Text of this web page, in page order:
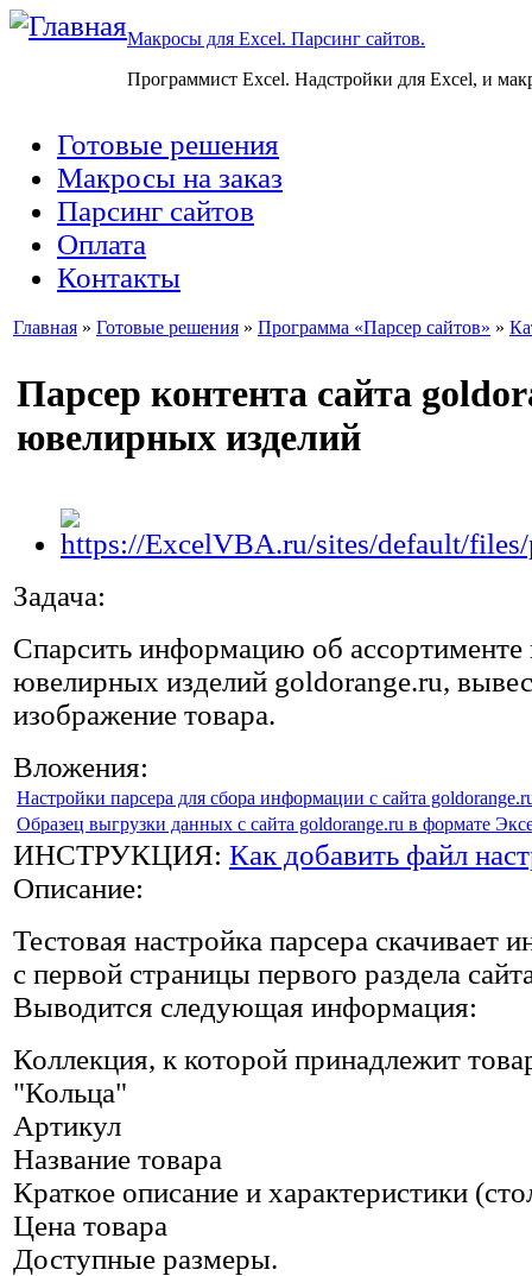
Макросы для Excel. Парсинг сайтов.
Программист Excel. Надстройки для Excel, и
Готовые решения
Макросы на заказ
Парсинг сайтов
Оплата
Контакты
Главная » Готовые решения » Программа «Парсер сайтов» »
Парсер контента сайта
ювелирных изделий
Задача:
Спарсить информацию об ассортименте
ювелирных изделий goldorange.ru,
изображение товара.
Вложения:
Настройки парсера для сбора информации с сайта
Образец выгрузки данных с сайта goldorange.ru в формате
ИНСТРУКЦИЯ: Как добавить файл
Описание:
Тестовая настройка парсера скачивает
с первой страницы первого раздела
Выводится следующая информация:
Коллекция, к которой принадлежит
"Кольца"
Артикул
Название товара
Краткое описание и характеристики
Цена товара
Доступные размеры.